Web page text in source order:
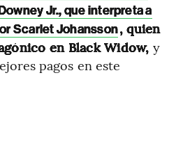
Jr., que interpreta a
Scarlet Johansson, quien
en Black Widow, y
pagos en este